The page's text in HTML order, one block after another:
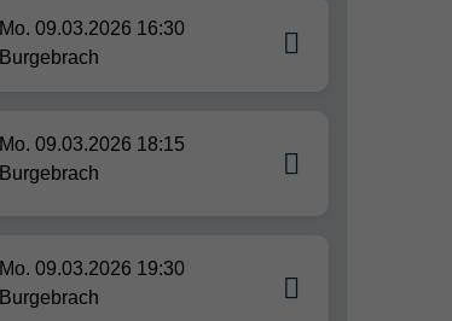
Mo. 09.03.2026 16:30
Burgebrach
Mo. 09.03.2026 18:15
Burgebrach
Mo. 09.03.2026 19:30
Burgebrach